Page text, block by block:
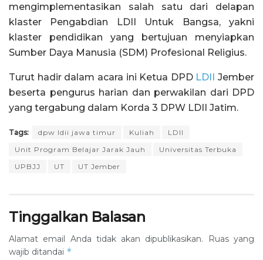
mengimplementasikan salah satu dari delapan
klaster Pengabdian LDII Untuk Bangsa, yakni
klaster pendidikan yang bertujuan menyiapkan
Sumber Daya Manusia (SDM) Profesional Religius.
Turut hadir dalam acara ini Ketua DPD LDII Jember
beserta pengurus harian dan perwakilan dari DPD
yang tergabung dalam Korda 3 DPW LDII Jatim.
Tags: dpw ldii jawa timur Kuliah
LDII
Unit Program Belajar Jarak Jauh
Universitas Terbuka
UPBJJ
UT UT Jember
Tinggalkan Balasan
Alamat email Anda tidak akan dipublikasikan.
Ruas yang
wajib ditandai *